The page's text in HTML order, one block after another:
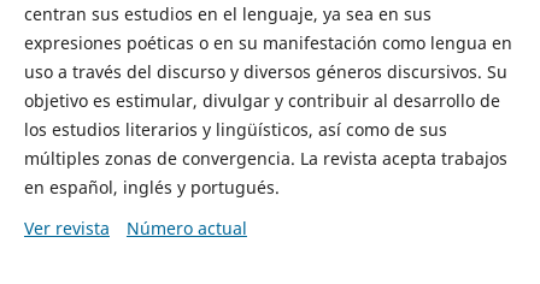
centran sus estudios en el lenguaje, ya sea en sus
expresiones poéticas o en su manifestación como lengua en
uso a través del discurso y diversos géneros discursivos. Su
objetivo es estimular, divulgar y contribuir al desarrollo de
los estudios literarios y lingüísticos, así como de sus
múltiples zonas de convergencia. La revista acepta trabajos
en español, inglés y portugués.
Ver revista
Número actual